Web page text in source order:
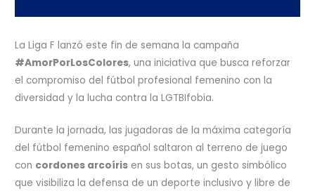
La Liga F lanzó este fin de semana la campaña
#AmorPorLosColores, una iniciativa que busca reforzar
el compromiso del fútbol profesional femenino con la
diversidad y la lucha contra la LGTBIfobia.
Durante la jornada, las jugadoras de la máxima categoría
del fútbol femenino español saltaron al terreno de juego
con cordones arcoíris en sus botas, un gesto simbólico
que visibiliza la defensa de un deporte inclusivo y libre de